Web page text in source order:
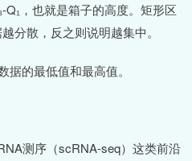
，也就是箱子的高度。矩形区
分散，反之则说明越集中。
的最低值和最高值。
测序（scRNA-seq）这类前沿